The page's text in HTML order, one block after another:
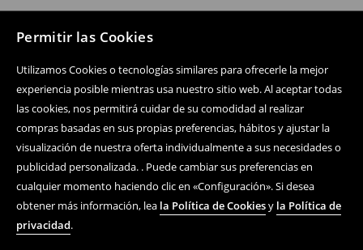
Permitir las Cookies
Utilizamos Cookies o tecnologías similares para ofrecerle la mejor
experiencia posible mientras usa nuestro sitio web. Al aceptar todas
las cookies, nos permitirá cuidar de su comodidad al realizar
compras basadas en sus propias preferencias, hábitos y ajustar la
visualización de nuestra oferta individualmente a sus necesidades o
publicidad personalizada. . Puede cambiar sus preferencias en
cualquier momento haciendo clic en «Configuración». Si desea
obtener más información, lea la Política de Cookiesy la Política de
privacidad.